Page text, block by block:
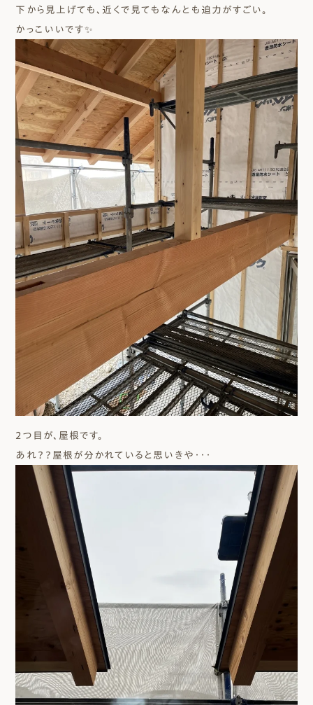
下から見上げても、近くで見てもなんとも迫力がすごい。
かっこいいです✨
2つ目が、屋根です。
あれ？？屋根が分かれていると思いきや・・・